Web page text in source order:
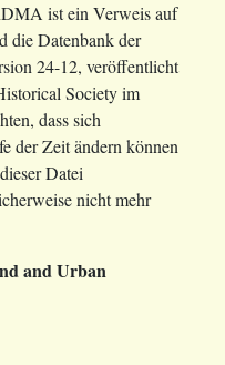
ist ein Verweis auf
die Datenbank der
24-12, veröffentlicht
Society im
dass sich
der Zeit ändern können
Datei
nicht mehr
and Urban